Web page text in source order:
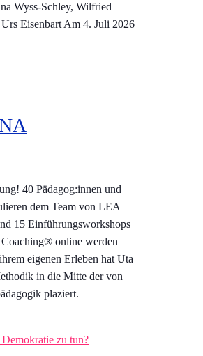
Wyss-Schley, Wilfried
Eisenbart Am 4. Juli 2026
40 Pädagog:innen und
dem Team von LEA
15 Einführungsworkshops
online werden
eigenen Erleben hat Uta
in die Mitte der von
plaziert.